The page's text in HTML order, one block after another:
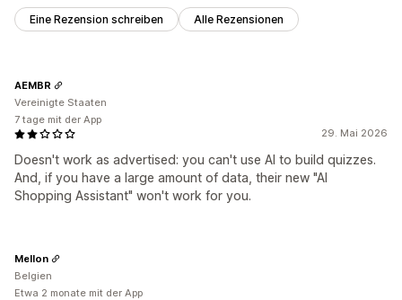
Eine Rezension schreiben Alle Rezensionen
29. Mai 2026
Doesn't work as advertised: you can't use AI to build quizzes.
And, if you have a large amount of data, their new "AI
Shopping Assistant" won't work for you.
AEMBR
Vereinigte Staaten
7 tage mit der App
Mellon
Belgien
Etwa 2 monate mit der App